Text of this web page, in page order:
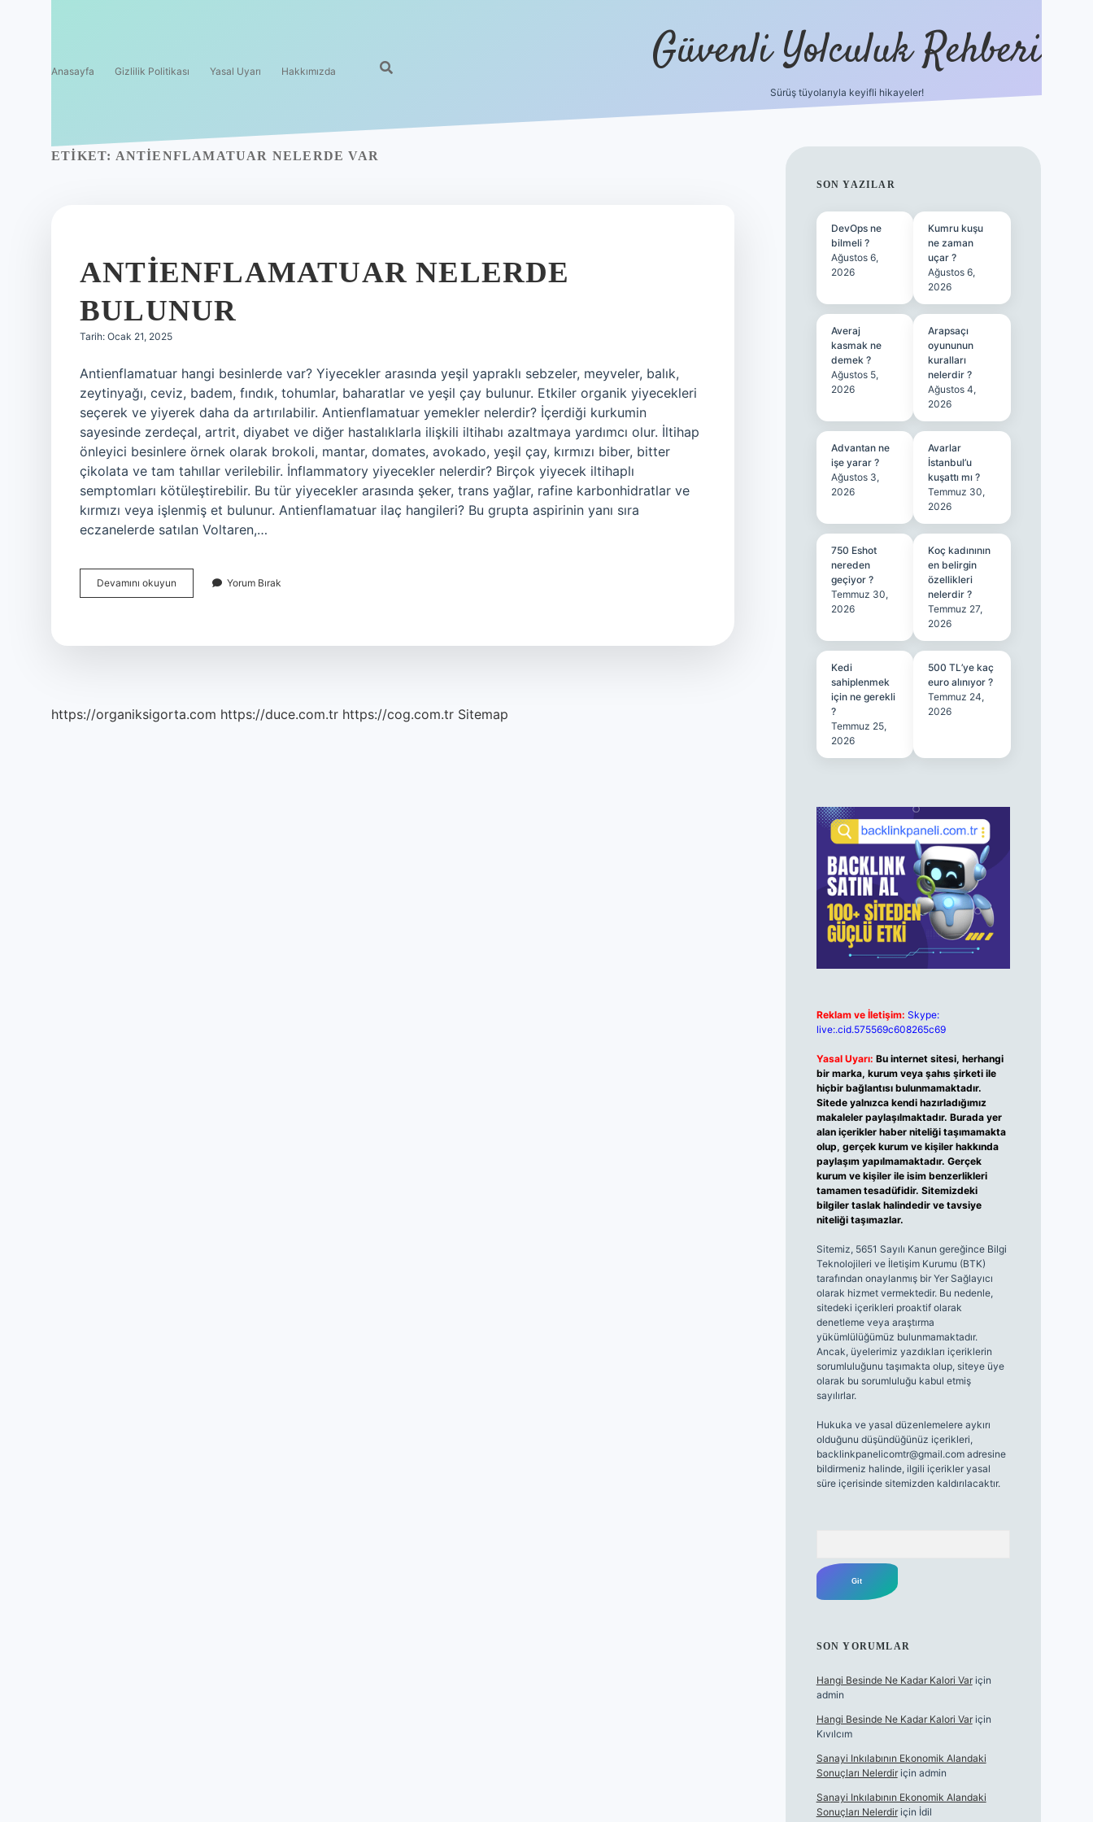
Anasayfa Gizlilik Politikası Yasal Uyarı Hakkımızda Güvenli Yolculuk Rehberi
Sürüş tüyolarıyla keyifli hikayeler!
ETIKET: ANTIENFLAMATUAR NELERDE VAR
ANTIENFLAMATUAR NELERDE
BULUNUR
Tarih: Ocak 21, 2025
Antienflamatuar hangi besinlerde var? Yiyecekler arasında yeşil yapraklı sebzeler, meyveler, balık,
zeytinyağı, ceviz, badem, fındık, tohumlar, baharatlar ve yeşil çay bulunur. Etkiler organik yiyecekleri
seçerek ve yiyerek daha da artırılabilir. Antienflamatuar yemekler nelerdir? İçerdiği kurkumin
sayesinde zerdeçal, artrit, diyabet ve diğer hastalıklarla ilişkili iltihabı azaltmaya yardımcı olur. İltihap
önleyici besinlere örnek olarak brokoli, mantar, domates, avokado, yeşil çay, kırmızı biber, bitter
çikolata ve tam tahıllar verilebilir. İnflammatory yiyecekler nelerdir? Birçok yiyecek iltihaplı
semptomları kötüleştirebilir. Bu tür yiyecekler arasında şeker, trans yağlar, rafine karbonhidratlar ve
kırmızı veya işlenmiş et bulunur. Antienflamatuar ilaç hangileri? Bu grupta aspirinin yanı sıra
eczanelerde satılan Voltaren,…
Devamını okuyun Antienflamatuar
Nelerde
Yorum Bırak
https://organiksigorta.com https://duce.com.tr https://cog.com.tr Sitemap
SIDEBAR
SON YAZILAR
DevOps ne
bilmeli ?
Ağustos 6,
2026
Kumru kuşu
ne zaman
uçar ?
Ağustos 6,
2026
Averaj
kasmak ne
demek ?
Ağustos 5,
2026
Arapsaçı
oyununun
kuralları
nelerdir ?
Ağustos 4,
2026
Advantan ne
işe yarar ?
Ağustos 3,
2026
Avarlar
İstanbul’u
kuşattı mı ?
Temmuz 30,
2026
750 Eshot
nereden
geçiyor ?
Temmuz 30,
2026
Koç kadınının
en belirgin
özellikleri
nelerdir ?
Temmuz 27,
2026
Kedi
sahiplenmek
için ne gerekli
?
Temmuz 25,
2026
500 TL’ye kaç
euro alınıyor ?
Temmuz 24,
2026
Reklam ve İletişim: Skype:
live:.cid.575569c608265c69
Yasal Uyarı: Bu internet sitesi, herhangi
bir marka, kurum veya şahıs şirketi ile
hiçbir bağlantısı bulunmamaktadır.
Sitede yalnızca kendi hazırladığımız
makaleler paylaşılmaktadır. Burada yer
alan içerikler haber niteliği taşımamakta
olup, gerçek kurum ve kişiler hakkında
paylaşım yapılmamaktadır. Gerçek
kurum ve kişiler ile isim benzerlikleri
tamamen tesadüfidir. Sitemizdeki
bilgiler taslak halindedir ve tavsiye
niteliği taşımazlar.
Sitemiz, 5651 Sayılı Kanun gereğince Bilgi
Teknolojileri ve İletişim Kurumu (BTK)
tarafından onaylanmış bir Yer Sağlayıcı
olarak hizmet vermektedir. Bu nedenle,
sitedeki içerikleri proaktif olarak
denetleme veya araştırma
yükümlülüğümüz bulunmamaktadır.
Ancak, üyelerimiz yazdıkları içeriklerin
sorumluluğunu taşımakta olup, siteye üye
olarak bu sorumluluğu kabul etmiş
sayılırlar.
Hukuka ve yasal düzenlemelere aykırı
olduğunu düşündüğünüz içerikleri,
backlinkpanelicomtr@gmail.comadresine
bildirmeniz halinde, ilgili içerikler yasal
süre içerisinde sitemizden kaldırılacaktır.
SON YORUMLAR
Hangi Besinde Ne Kadar Kalori Variçin
admin
Hangi Besinde Ne Kadar Kalori Variçin
Kıvılcım
Sanayi Inkılabının Ekonomik Alandaki
Sonuçları Nelerdiriçin admin
Sanayi Inkılabının Ekonomik Alandaki
Sonuçları Nelerdiriçin İdil
grandoperabet